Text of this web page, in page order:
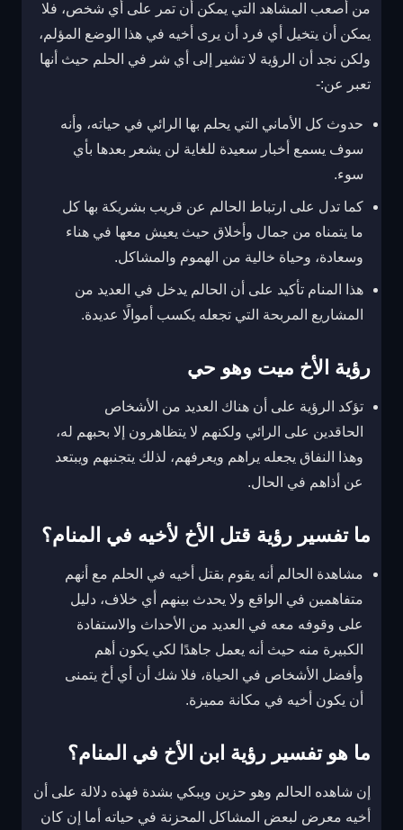
من أصعب المشاهد التي يمكن أن تمر على أي شخص، فلا
يمكن أن يتخيل أي فرد أن يرى أخيه في هذا الوضع المؤلم،
ولكن نجد أن الرؤية لا تشير إلى أي شر في الحلم حيث أنها
تعبر عن:-
حدوث كل الأماني التي يحلم بها الرائي في حياته، وأنه
سوف يسمع أخبار سعيدة للغاية لن يشعر بعدها بأي
سوء.
كما تدل على ارتباط الحالم عن قريب بشريكة بها كل
ما يتمناه من جمال وأخلاق حيث يعيش معها في هناء
وسعادة، وحياة خالية من الهموم والمشاكل.
هذا المنام تأكيد على أن الحالم يدخل في العديد من
المشاريع المربحة التي تجعله يكسب أموالًا عديدة.
رؤية الأخ ميت وهو حي
تؤكد الرؤية على أن هناك العديد من الأشخاص
الحاقدين على الرائي ولكنهم لا يتظاهرون إلا بحبهم له،
وهذا النفاق يجعله يراهم ويعرفهم، لذلك يتجنبهم ويبتعد
عن أذاهم في الحال.
ما تفسير رؤية قتل الأخ لأخيه في المنام؟
مشاهدة الحالم أنه يقوم بقتل أخيه في الحلم مع أنهم
متفاهمين في الواقع ولا يحدث بينهم أي خلاف، دليل
على وقوفه معه في العديد من الأحداث والاستفادة
الكبيرة منه حيث أنه يعمل جاهدًا لكي يكون أهم
وأفضل الأشخاص في الحياة، فلا شك أن أي أخ يتمنى
أن يكون أخيه في مكانة مميزة.
ما هو تفسير رؤية ابن الأخ في المنام؟
إن شاهده الحالم وهو حزين ويبكي بشدة فهذه دلالة على أن
أخيه معرض لبعض المشاكل المحزنة في حياته أما إن كان